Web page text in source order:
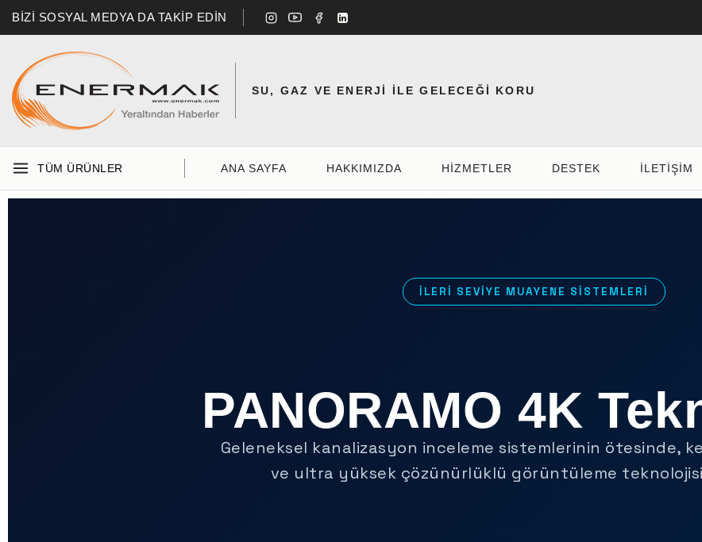
BİZİ SOSYAL MEDYA DA TAKİP EDİN
SU, GAZ VE ENERJİ İLE GELECEĞİ KORU
TÜM ÜRÜNLER ANA SAYFA HAKKIMIZDA HIZMETLER DESTEK İLETİŞİM
İLERİ SEVİYE MUAYENE SİSTEMLERİ
PANORAMO 4K
Geleneksel kanalizasyon inceleme sistemlerinin ötesinde,
ve ultra yüksek çözünürlüklü görüntüleme